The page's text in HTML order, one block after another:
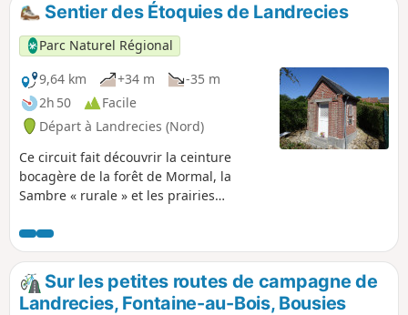
Sentier des Étoquies de Landrecies
Parc Naturel Régional
9,64 km
+34 m
-35 m
2h 50
Facile
Départ à Landrecies (Nord)
Ce circuit fait découvrir la ceinture
bocagère de la forêt de Mormal, la
Sambre « rurale » et les prairies
diversité de paysages est donc
traversée, par sentiers et petites routes
calmes.Sur les petites routes de campagne de
Landrecies, Fontaine-au-Bois, Bousies